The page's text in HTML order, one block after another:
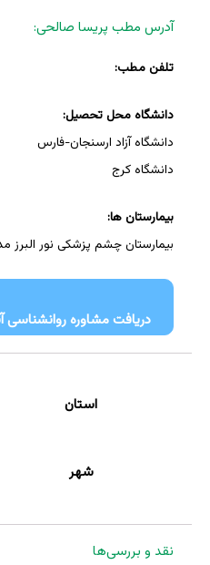
آدرس مطب پریسا صالحی:
تلفن مطب:
دانشگاه محل تحصیل:
دانشگاه آزاد ارسنجان-فارس
دانشگاه کرج
بیمارستان ها:
بیمارستان چشم پزشکی نور البرز
دریافت مشاوره روانشناسی
استان
شهر
نقد و بررسی‌ها